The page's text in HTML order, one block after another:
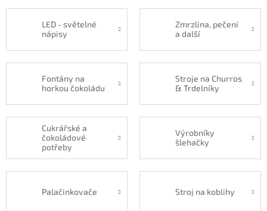
LED - světelné
nápisy
Zmrzlina, pečení
a další
Fontány na
horkou čokoládu
Stroje na Churros
& Trdelníky
Cukrářské a
čokoládové
potřeby
Výrobníky
šlehačky
Palačinkovače Stroj na koblihy